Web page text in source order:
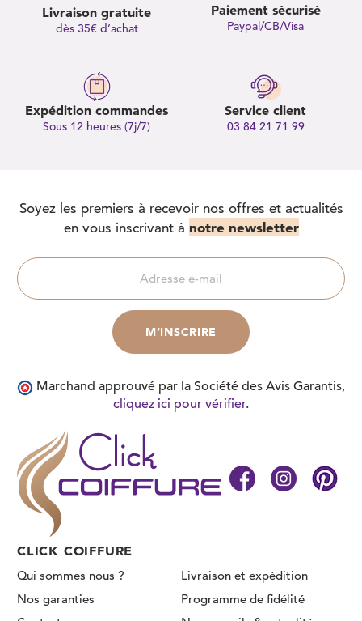
Livraison gratuite
dès 35€ d’achat
Paiement sécurisé
Paypal/CB/Visa
Expédition commandes
Sous 12 heures (7j/7)
Service client
03 84 21 71 99
CLICK COIFFURE
Qui sommes nous ?
Livraison et expédition
Nos garanties
Programme de fidélité
Soyez les premiers à recevoir nos offres et actualités
en vous inscrivant à notre newsletter
Marchand approuvé par la Société des Avis Garantis,
cliquez ici pour vérifier.